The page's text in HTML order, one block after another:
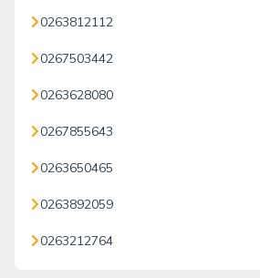
0263812112
0267503442
0263628080
0267855643
0263650465
0263892059
0263212764